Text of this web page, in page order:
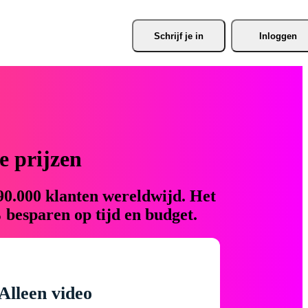
Schrijf je in Inloggen
prijzen
klanten wereldwijd. Het
op tijd en budget.
video